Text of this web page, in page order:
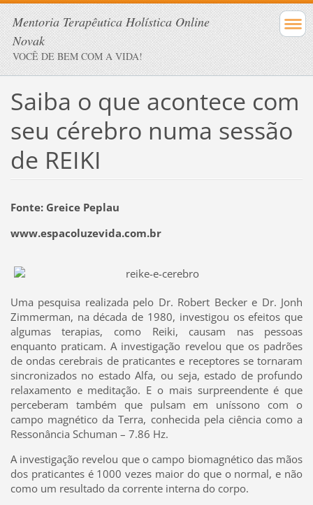
Mentoria Terapêutica Holística Online
Novak
VOCÊ DE BEM COM A VIDA!
Saiba o que acontece com
seu cérebro numa sessão
de REIKI
Fonte: Greice Peplau
www.espacoluzevida.com.br
Uma pesquisa realizada pelo Dr. Robert Becker e Dr. Jonh
Zimmerman, na década de 1980, investigou os efeitos que
algumas terapias, como Reiki, causam nas pessoas
enquanto praticam. A investigação revelou que os padrões
de ondas cerebrais de praticantes e receptores se tornaram
sincronizados no estado Alfa, ou seja, estado de profundo
relaxamento e meditação. E o mais surpreendente é que
perceberam também que pulsam em uníssono com o
campo magnético da Terra, conhecida pela ciência como a
Ressonância Schuman – 7.86 Hz.
A investigação revelou que o campo biomagnético das mãos
dos praticantes é 1000 vezes maior do que o normal, e não
como um resultado da corrente interna do corpo.